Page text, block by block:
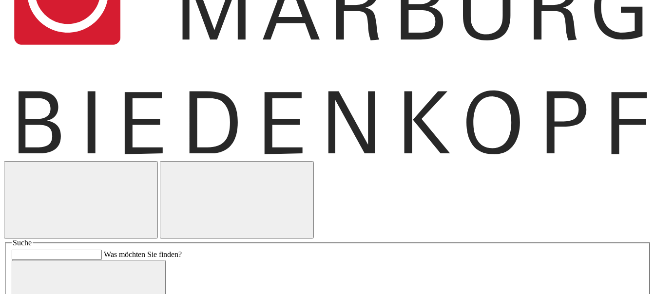
Suche
Was möchten Sie finden?